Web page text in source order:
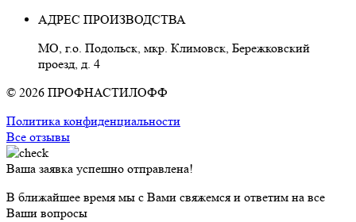
АДРЕС ПРОИЗВОДСТВА
МО, г.о. Подольск, мкр. Климовск, Бережковский
проезд, д. 4
© 2026 ПРОФНАСТИЛОФФ
Политика конфиденциальности
Все отзывы
Ваша заявка успешно отправлена!
В ближайшее время мы с Вами свяжемся и ответим на все
Ваши вопросы